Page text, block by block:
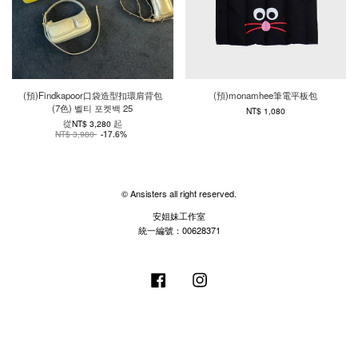
(預)Findkapoor口袋造型扣環肩背包
(7色) 벨티 포켓백 25
從NT$ 3,280 起
NT$ 3,980 -17.6%
(預)monamhee筆電平板包
NT$ 1,080
© Ansisters all right reserved.
安姐妹工作室
統一編號：00628371
Facebook